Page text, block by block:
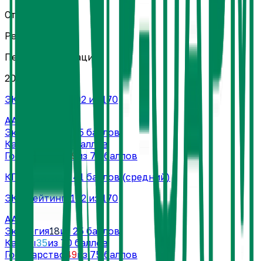
Статус проекта
Реализуется
Период реализации
2023 — н.в.
ЭКГ-рейтинг:
102 из 170
AAA
Экология
из 25 баллов
Кадры
из 70 баллов
Государство
49
из 75 баллов
КПД-рейтинг:
41 баллов (средний)
ЭКГ-рейтинг:
102из 170
AAA
Экология18из 25 баллов
Кадры35из 70 баллов
Государство 49из 75 баллов